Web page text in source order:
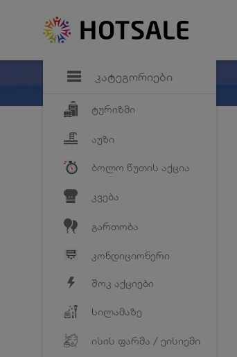
კატეგორიები
ტურიზმი
აუზი
ბოლო წუთის აქცია
კვება
გართობა
კონდიციონერი
შოკ აქციები
სილამაზე
ისის ფარმა / ეისიემი